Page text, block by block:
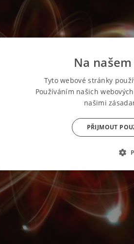
Na
Tyto webové stránky
Používáním našich
našimi
PŘIJMOUT